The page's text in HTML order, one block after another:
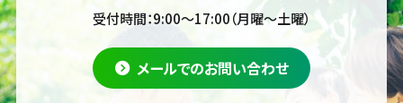
受付時間：9:00～17:00（月曜～土曜）
メールでのお問い合わせ